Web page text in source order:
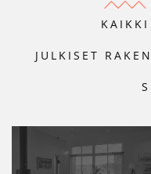
KAIKKI
JULKISET